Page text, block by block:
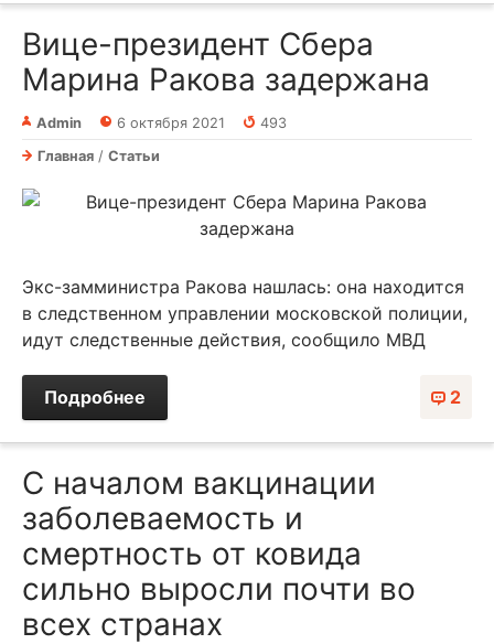
Вице-президент Сбера
Марина Ракова задержана
Admin 6 октября 2021
493
Главная / Статьи
Экс-замминистра Ракова нашлась: она находится
в следственном управлении московской полиции,
идут следственные действия, сообщило МВД
2
Подробнее
С началом вакцинации
заболеваемость и
смертность от ковида
сильно выросли почти во
всех странах